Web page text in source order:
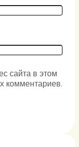
сайта в этом
комментариев.